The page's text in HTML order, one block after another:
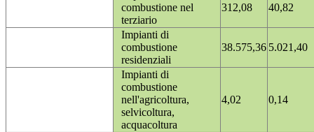
combustione nel
terziario
312,08 40,82
Impianti di
combustione
residenziali
38.575,36 5.021,40
Impianti di
combustione
nell'agricoltura,
selvicoltura,
acquacoltura
4,02 0,14